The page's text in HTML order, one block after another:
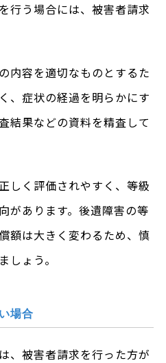
行う場合には、被害者請求
内容を適切なものとするた
、症状の経過を明らかにす
結果などの資料を精査して
しく評価されやすく、等級
があります。後遺障害の等
額は大きく変わるため、慎
しょう。
場合
、被害者請求を行った方が